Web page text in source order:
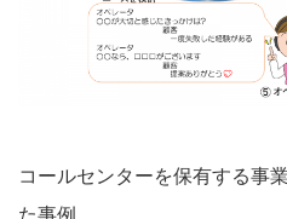
コールセンターを保有する事